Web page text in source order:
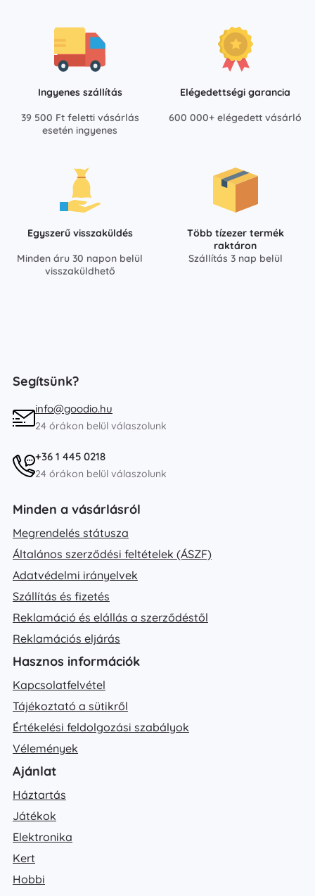
Ingyenes szállítás
39 500 Ft feletti vásárlás
esetén ingyenes
Elégedettségi garancia
600 000+ elégedett vásárló
Egyszerű visszaküldés
Minden áru 30 napon belül
visszaküldhető
Több tízezer termék
raktáron
Szállítás 3 nap belül
Segítsünk?
info@goodio.hu
24 órákon belül válaszolunk
+36 1 445 0218
24 órákon belül válaszolunk
Minden a vásárlásról
Megrendelés státusza
Általános szerződési feltételek (ÁSZF)
Adatvédelmi irányelvek
Szállítás és fizetés
Reklamáció és elállás a szerződéstől
Reklamációs eljárás
Hasznos információk
Kapcsolatfelvétel
Tájékoztató a sütikről
Értékelési feldolgozási szabályok
Vélemények
Ajánlat
Háztartás
Játékok
Elektronika
Kert
Hobbi